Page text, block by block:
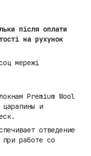
після оплати
на рухунок
мережі
Premium Wool
царапины и
отведение
работе со